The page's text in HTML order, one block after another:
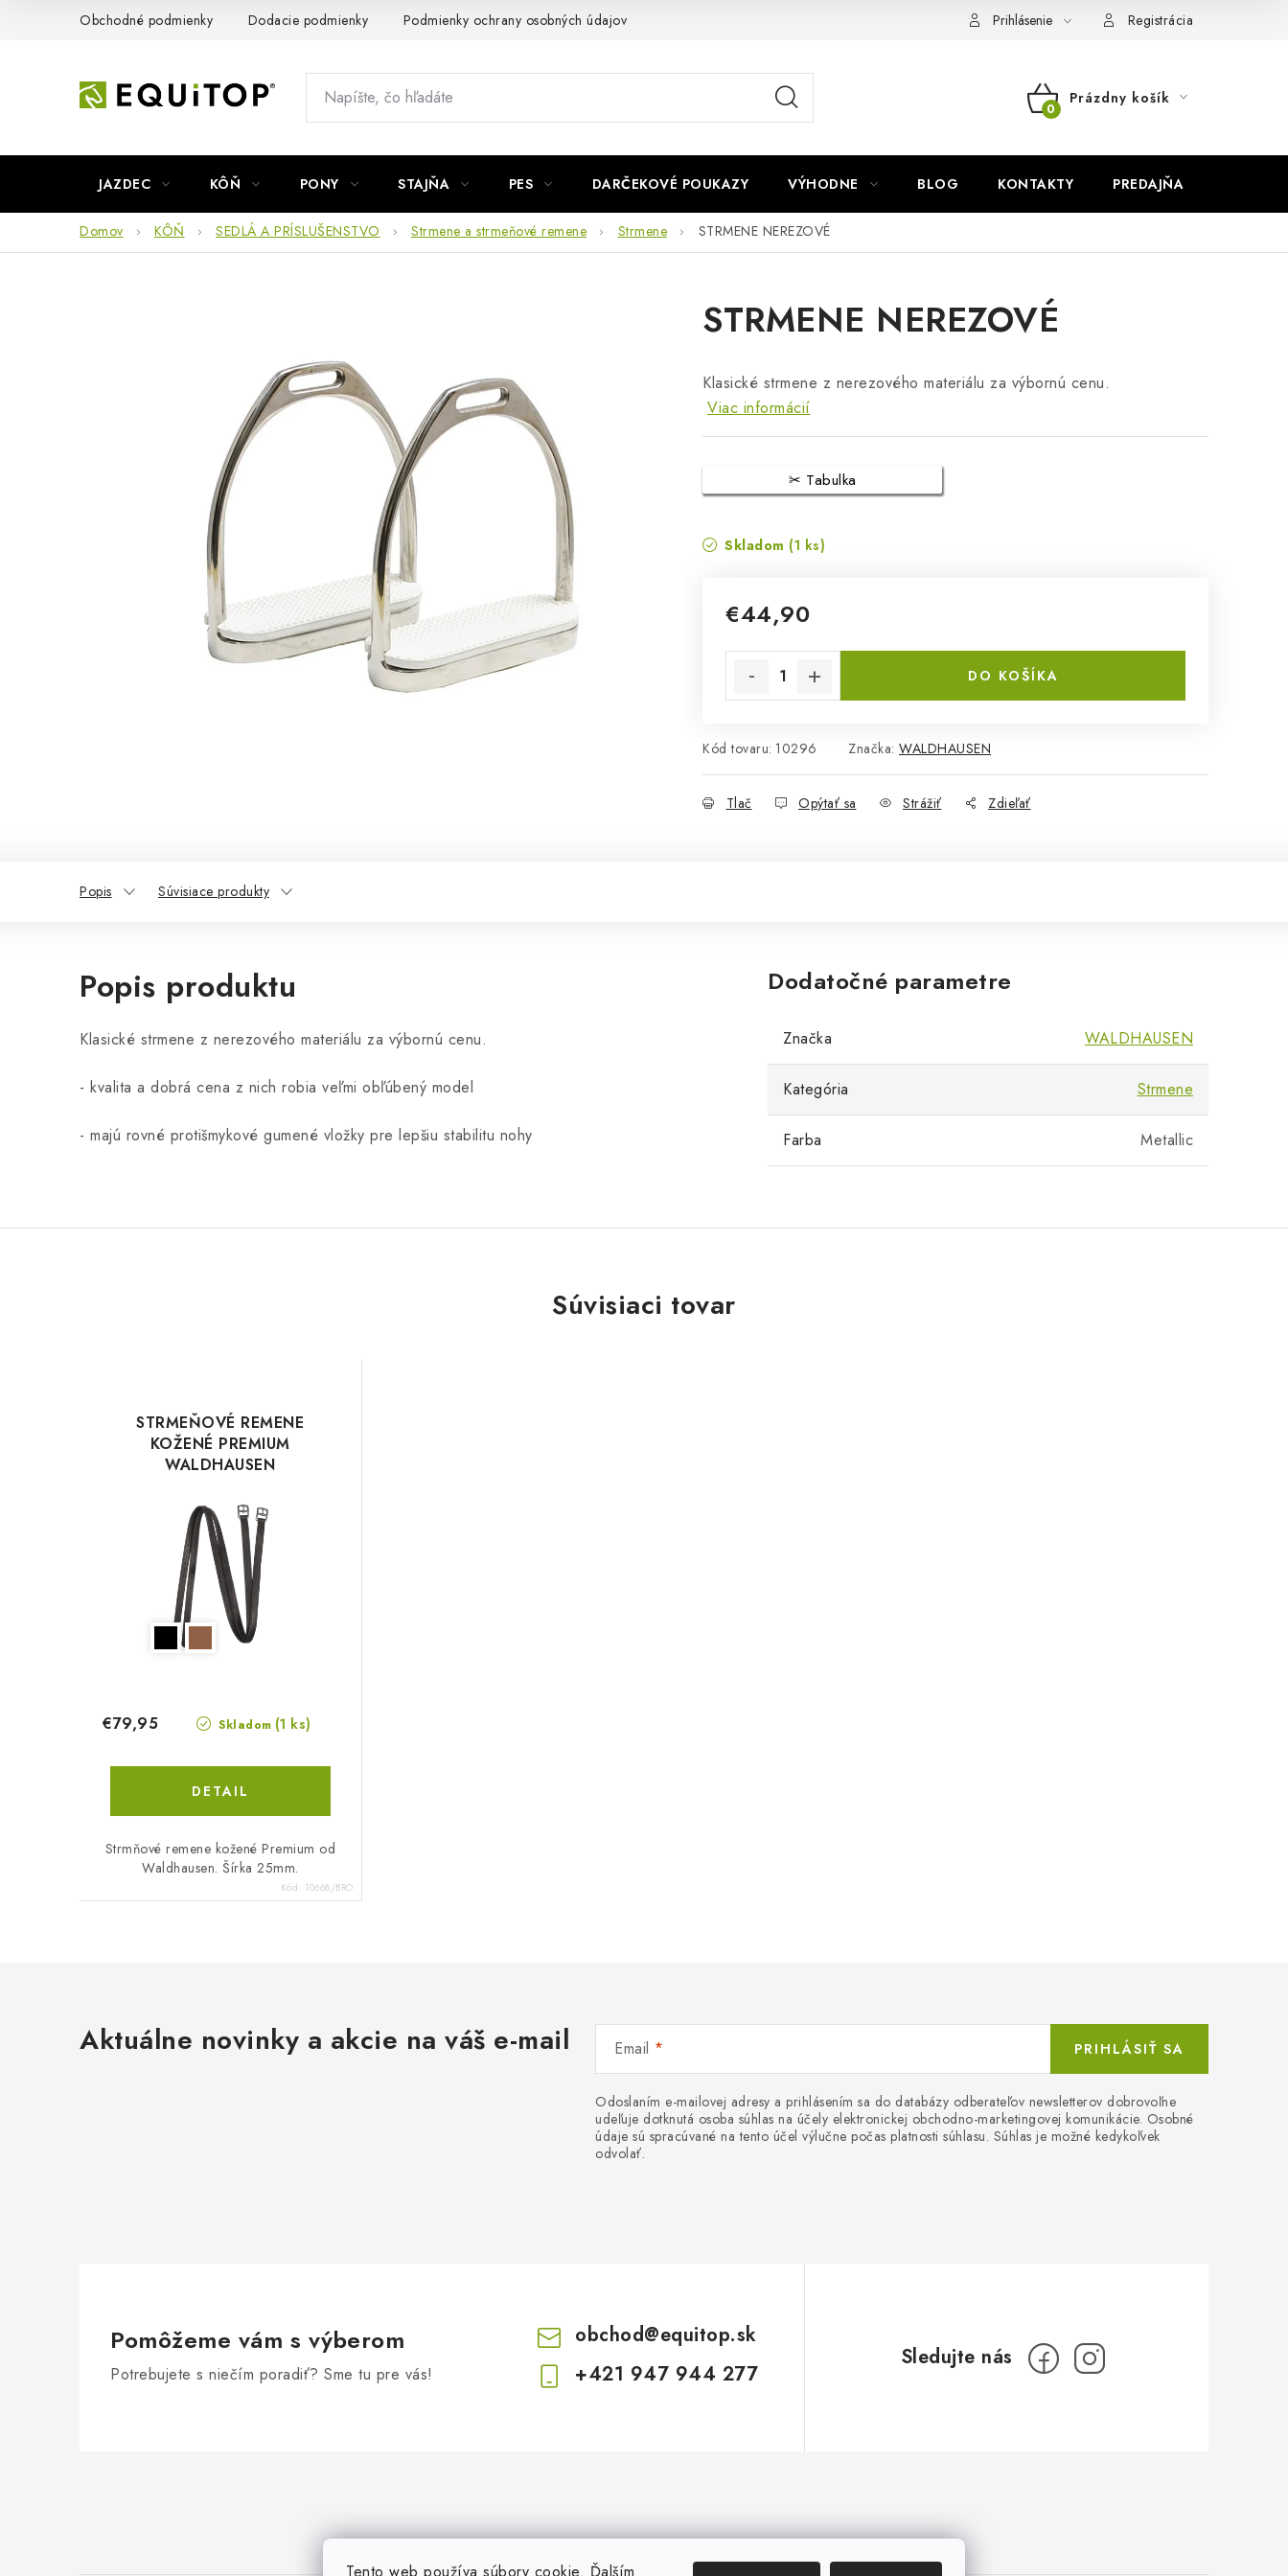
Obchodné podmienky Dodacie podmienky Podmienky ochrany osobných údajov Prihlásenie Registrácia
NÁKUPNÝ
Prázdny košík
JAZDEC KÔŇ PONY STAJŇA PES DARČEKOVÉ POUKAZY VÝHODNE BLOG KONTAKTY PREDAJŇA
Domov KÔŇ SEDLÁ A PRÍSLUŠENSTVO Strmene a strmeňové remene Strmene STRMENE NEREZOVÉ
STRMENE NEREZOVÉ
Klasické strmene z nerezového materiálu za výbornú cenu.
Viac informácií
Tabulka
Skladom (1 ks)
€44,90
DO KOŠÍKA
Kód tovaru: 10296 Značka: WALDHAUSEN
Tlač Opýtať sa Strážiť Zdieľať
Popis Súvisiace produkty
Popis produktu
Klasické strmene z nerezového materiálu za výbornú cenu.
- kvalita a dobrá cena z nich robia veľmi obľúbený model
- majú rovné protišmykové gumené vložky pre lepšiu stabilitu nohy
Dodatočné parametre
Značka WALDHAUSEN
Kategória Strmene
Farba Metallic
Súvisiaci tovar
STRMEŇOVÉ REMENE
KOŽENÉ PREMIUM
WALDHAUSEN
Skladom (1 ks)
€79,95
DETAIL
Strmňové remene kožené Premium od
Waldhausen. Šírka 25mm.
Kód: 10668/BRO
Aktuálne novinky a akcie na váš e-mail Email
Odoslaním e-mailovej adresy a prihlásením sa do databázy odberateľov newsletterov dobrovoľne
udeľuje dotknutá osoba súhlas na účely elektronickej obchodno-marketingovej komunikácie. Osobné
údaje sú spracúvané na tento účel výlučne počas platnosti súhlasu. Súhlas je možné kedykoľvek
odvolať.
PRIHLÁSIŤ SA
Pomôžeme vám s výberom
Potrebujete s niečím poradiť? Sme tu pre vás!
obchod@equitop.sk
+421 947 944 277